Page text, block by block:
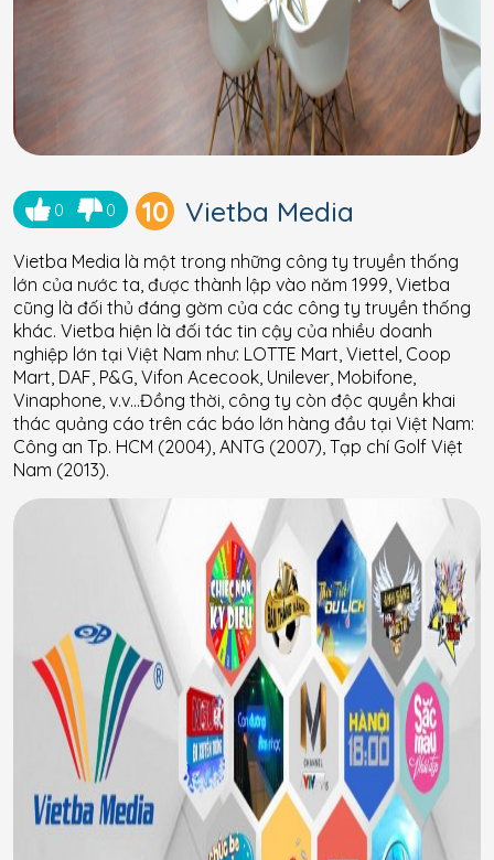
0 0 10 Vietba Media
Vietba Media là một trong những công ty truyền thống
lớn của nước ta, được thành lập vào năm 1999, Vietba
cũng là đối thủ đáng gờm của các công ty truyền thống
khác. Vietba hiện là đối tác tin cậy của nhiều doanh
nghiệp lớn tại Việt Nam như: LOTTE Mart, Viettel, Coop
Mart, DAF, P&G, Vifon Acecook, Unilever, Mobifone,
Vinaphone, v.v…Đồng thời, công ty còn độc quyền khai
thác quảng cáo trên các báo lớn hàng đầu tại Việt Nam:
Công an Tp. HCM (2004), ANTG (2007), Tạp chí Golf Việt
Nam (2013).